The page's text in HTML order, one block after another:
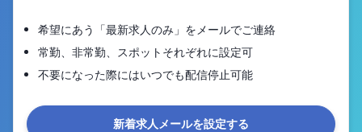
希望にあう「最新求人のみ」をメールでご連絡
常勤、非常勤、スポットそれぞれに設定可
不要になった際にはいつでも配信停止可能
新着求人メールを設定する